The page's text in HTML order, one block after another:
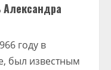
году в
был известным